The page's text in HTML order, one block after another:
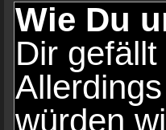
Wie Du
Dir
würden